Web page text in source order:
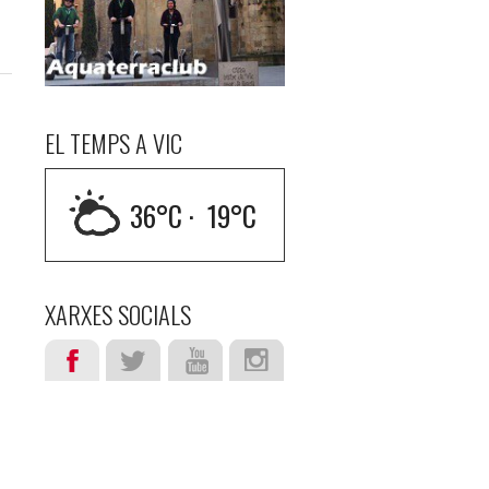
EL TEMPS A VIC
36°C · 19°C
XARXES SOCIALS